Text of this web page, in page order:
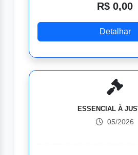
R$ 0,00
Detalhar
ESSENCIAL À
05/2026